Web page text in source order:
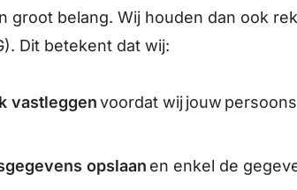
groot belang. Wij houden dan ook
Dit betekent dat wij:
vastleggenvoordat wij jouw
opslaan en enkel de